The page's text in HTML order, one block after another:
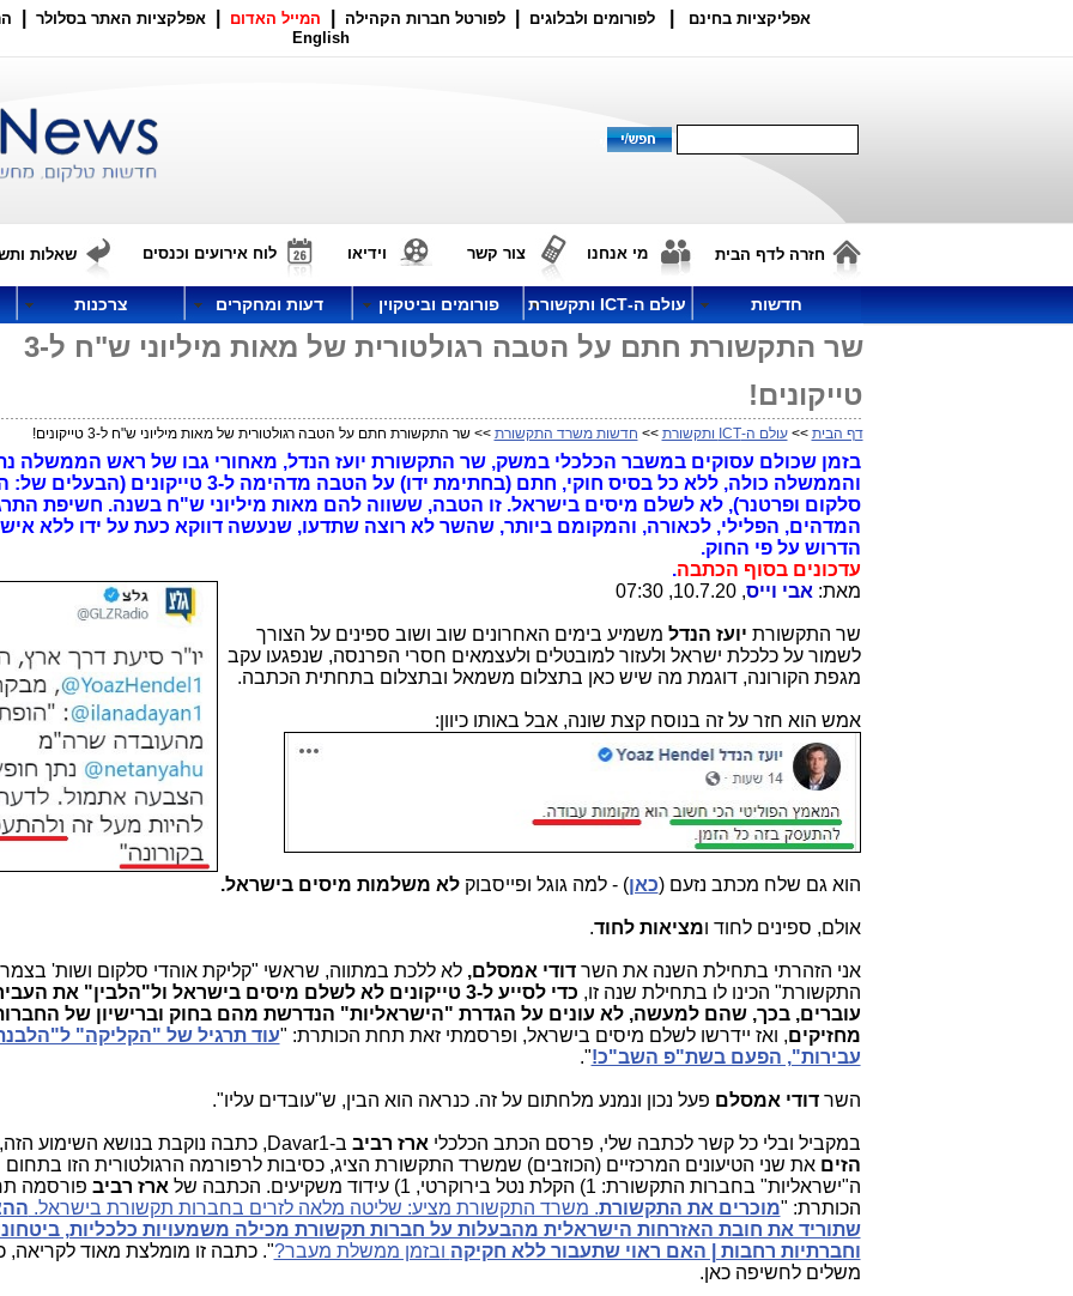
אפליקציות בחינם לפורומים ולבלוגים לפורטל חברות הקהילה המייל האדום אפלקציות האתר בסלולר
English
חזרה לדף הבית מי אנחנו צור קשר וידיאו לוח אירועים וכנסים שאלות
חדשות עולם ה-ICT ותקשורת פורומים וביטקוין דעות ומחקרים צרכנות
שר התקשורת חתם על הטבה רגולטורית של מאות מיליוני ש"ח ל-3
טייקונים!
דף הבית >>עולם ה-ICT ותקשורת >> חדשות משרד התקשורת >> שר התקשורת חתם על הטבה רגולטורית של מאות מיליוני ש"ח ל-3 טייקונים!
בזמן שכולם עסוקים במשבר הכלכלי במשק, שר התקשורת יועז הנדל, מאחורי גבו של ראש הממשלה
והממשלה כולה, ללא כל בסיס חוקי, חתם (בחתימת ידו) על הטבה מדהימה ל-3 טייקונים
סלקום ופרטנר), לא לשלם מיסים בישראל. זו הטבה, ששווה להם מאות מיליוני ש"ח בשנה. חשיפת
המדהים, הפלילי, לכאורה, והמקומם ביותר, שהשר לא רוצה שתדעו, שנעשה דווקא כעת על ידו ללא
הדרוש על פי החוק.
עדכונים בסוף הכתבה.
מאת: אבי וייס, 10.7.20, 07:30
שר התקשורת יועז הנדל משמיע בימים האחרונים שוב ושוב ספינים על הצורך
לשמור על כלכלת ישראל ולעזור למובטלים ולעצמאים חסרי הפרנסה, שנפגעו עקב
מגפת הקורונה, דוגמת מה שיש כאן בתצלום משמאל ובתצלום בתחתית הכתבה.
אמש הוא חזר על זה בנוסח קצת שונה, אבל באותו כיוון:
הוא גם שלח מכתב נזעם (כאן) - למה גוגל ופייסבוקלא משלמות מיסים בישראל.
אולם, ספינים לחוד ומציאות לחוד.
אני הזהרתי בתחילת השנה את השרדודי אמסלם, לא ללכת במתווה, שראשי "קליקת אוהדי סלקום ושות'
התקשורת" הכינו לו בתחילת שנה זו,
כדי לסייע ל-3 טייקונים לא לשלם מיסים בישראל ול"הלבין" את
עוברים, בכך, שהם למעשה, לא עונים על הגדרת "הישראליות" הנדרשת מהם בחוק וברישיון של
מחזיקים, ואז יידרשו לשלם מיסים בישראל, ופרסמתי זאת תחת הכותרת: "עוד תרגיל של "הקליקה"
עבירות", הפעם בשת"פ השב"כ!".
השרדודי אמסלם פעל נכון ונמנע מלחתום על זה. כנראה הוא הבין, ש"עובדים עליו".
במקביל ובלי כל קשר לכתבה שלי, פרסם הכתב הכלכלי ארז רביב ב-Davar1, כתבה נוקבת בנושא השימוע הזה, בה הוא
הזיםאת שני הטיעונים המרכזיים (הכוזבים) שמשרד התקשורת הציג, כסיבות לרפורמה הרגולטורית הזו בתחום
ה"ישראליות" בחברות התקשורת: 1) הקלת נטל בירוקרטי, 1) עידוד משקיעים. הכתבה של
ארז רביב פורסמה
הכותרת: "מוכרים את התקשורת. משרד התקשורת מציע: שליטה מלאה לזרים בחברות תקשורת בישראל.
שתוריד את חובת האזרחות הישראלית מהבעלות על חברות תקשורת מכילה משמעויות כלכליות,
וחברתיות רחבות | האם ראוי שתעבור ללא חקיקה ובזמן ממשלת מעבר?". כתבה זו מומלצת מאוד לקריאה,
משלים לחשיפה כאן.